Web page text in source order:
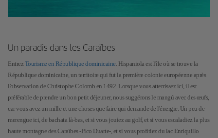
Un paradis dans les Caraïbes
Entrez Tourisme en République dominicaine. Hispaniola est l'île où se trouve la
République dominicaine, un territoire qui fut la première colonie européenne après
l'observation de Christophe Colomb en 1492. Lorsque vous atterrissez ici, il est
préférable de prendre un bon petit déjeuner, nous suggérons le mangú avec des œufs,
car vous avez un mille et une choses que faire qui demande de l'énergie. Un peu de
merengue ici, de bachata là-bas, et si vous jouiez au golf, et si vous escaladiez la plus
haute montagne des Caraïbes -Pico Duarte-, et si vous profitiez du lac Enriquillo